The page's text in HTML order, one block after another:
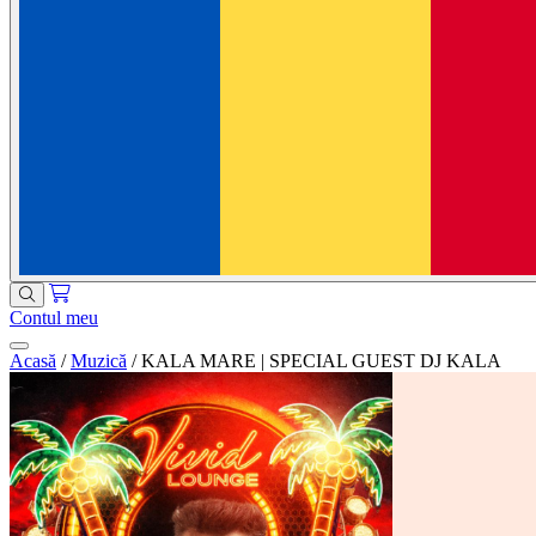
Contul meu
Acasă / Muzică / KALA MARE | SPECIAL GUEST DJ KALA